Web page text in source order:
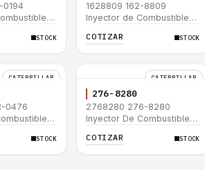
0194
854G
STOCK
1628809 162-8809
Inyector de Combustible
3512B 3516B 3516C 854G
COTIZAR STOCK
CATERPILLAR
0476
STOCK
CATERPILLAR
276-8280
2768280 276-8280
Inyector De Combustible
953D
COTIZAR STOCK